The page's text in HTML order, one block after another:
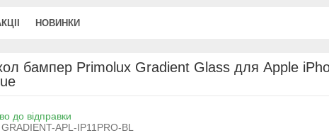
НОВИНКИ
бампер Primolux Gradient Glass для Apple
до відправки
GRADIENT-APL-IP11PRO-BL